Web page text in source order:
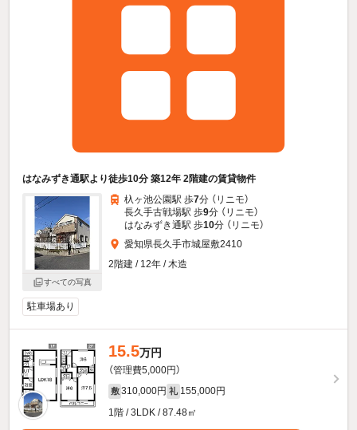
はなみずき通駅より徒歩10分 築12年 2階建の賃貸物件
すべての写真
杁ヶ池公園駅 歩7分 （リニモ）
長久手古戦場駅 歩9分 （リニモ）
はなみずき通駅 歩10分 （リニモ）
愛知県長久手市城屋敷2410
2階建 / 12年 / 木造
駐車場あり
15.5万円
（管理費5,000円）
敷 310,000円 礼 155,000円
1階 / 3LDK / 87.48㎡